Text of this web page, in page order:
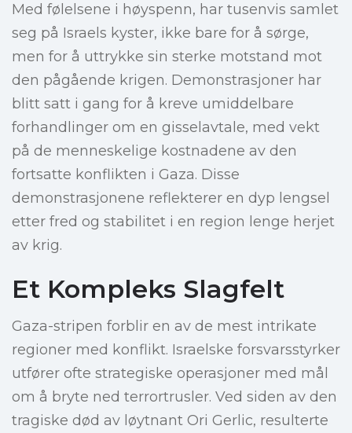
Med følelsene i høyspenn, har tusenvis samlet
seg på Israels kyster, ikke bare for å sørge,
men for å uttrykke sin sterke motstand mot
den pågående krigen. Demonstrasjoner har
blitt satt i gang for å kreve umiddelbare
forhandlinger om en gisselavtale, med vekt
på de menneskelige kostnadene av den
fortsatte konflikten i Gaza. Disse
demonstrasjonene reflekterer en dyp lengsel
etter fred og stabilitet i en region lenge herjet
av krig.
Et Kompleks Slagfelt
Gaza-stripen forblir en av de mest intrikate
regioner med konflikt. Israelske forsvarsstyrker
utfører ofte strategiske operasjoner med mål
om å bryte ned terrortrusler. Ved siden av den
tragiske død av løytnant Ori Gerlic, resulterte